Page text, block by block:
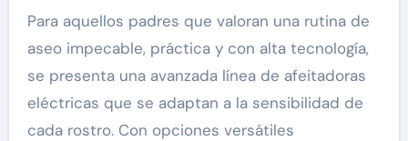
Para aquellos padres que valoran una rutina de
aseo impecable, práctica y con alta tecnología,
se presenta una avanzada línea de afeitadoras
eléctricas que se adaptan a la sensibilidad de
cada rostro. Con opciones versátiles